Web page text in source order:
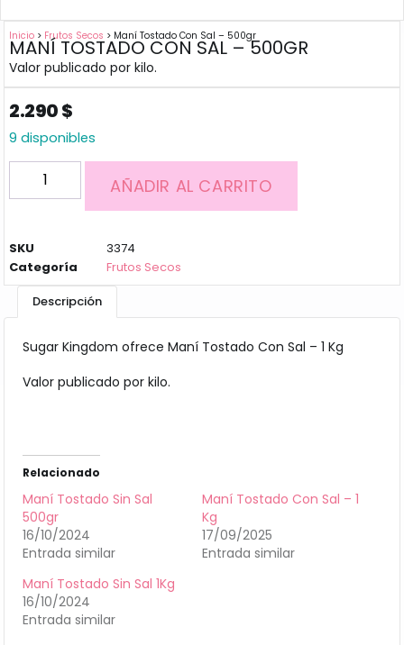
Inicio > Frutos Secos > Maní Tostado Con Sal – 500gr
MANÍ TOSTADO CON SAL – 500GR
Valor publicado por kilo.
2.290$
9 disponibles
AÑADIR AL CARRITO
SKU
3374
Categoría
Frutos Secos
Descripción
Sugar Kingdom ofrece Maní Tostado Con Sal – 1 Kg
Valor publicado por kilo.
Relacionado
Maní Tostado Sin Sal
500gr
16/10/2024
Entrada similar
Maní Tostado Con Sal – 1
Kg
17/09/2025
Entrada similar
Maní Tostado Sin Sal 1Kg
16/10/2024
Entrada similar